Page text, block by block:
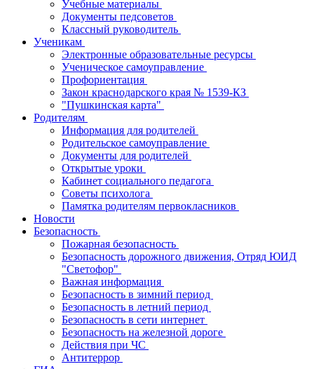
Учебные материалы
Документы педсоветов
Классный руководитель
Ученикам
Электронные образовательные ресурсы
Ученическое самоуправление
Профориентация
Закон краснодарского края № 1539-КЗ
"Пушкинская карта"
Родителям
Информация для родителей
Родительское самоуправление
Документы для родителей
Открытые уроки
Кабинет социального педагога
Советы психолога
Памятка родителям первокласников
Новости
Безопасность
Пожарная безопасность
Безопасность дорожного движения, Отряд ЮИД
"Светофор"
Важная информация
Безопасность в зимний период
Безопасность в летний период
Безопасность в сети интернет
Безопасность на железной дороге
Действия при ЧС
Антитеррор